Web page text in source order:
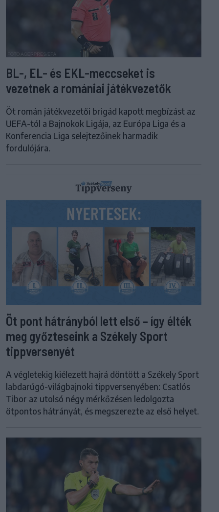
BL-, EL- és EKL-meccseket is
vezetnek a romániai játékvezetők
Öt román játékvezetői brigád kapott megbízást az
UEFA-tól a Bajnokok Ligája, az Európa Liga és a
Konferencia Liga selejtezőinek harmadik
fordulójára.
Öt pont hátrányból lett első – így élték
meg győzteseink a Székely Sport
tippversenyét
A végletekig kiélezett hajrá döntött a Székely Sport
labdarúgó-világbajnoki tippversenyében: Csatlós
Tibor az utolsó négy mérkőzésen ledolgozta
ötpontos hátrányát, és megszerezte az első helyet.